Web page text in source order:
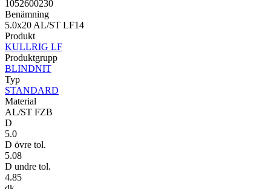
1052600230
Benämning
5.0x20 AL/ST LF14
Produkt
KULLRIG LF
Produktgrupp
BLINDNIT
Typ
STANDARD
Material
AL/ST FZB
D
5.0
D övre tol.
5.08
D undre tol.
4.85